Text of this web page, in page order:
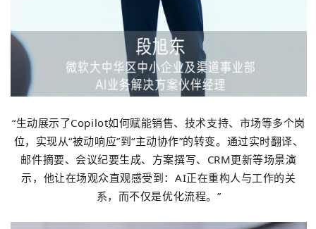
“生动展示了Copilot如何赋能销售、技术支持、市场等多个岗
位，实现从“被动响应”到“主动协作”的转变。通过实时翻译、
邮件摘要、会议纪要生成、方案撰写、CRM更新等场景演
示，他让在场观众直观感受到：AI正在重构人与工作的关
系，而不仅是优化流程。”